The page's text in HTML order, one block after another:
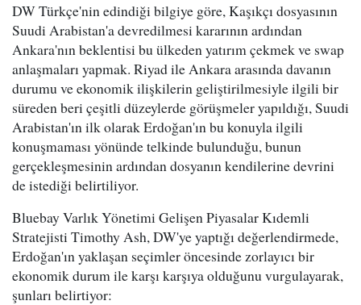
DW Türkçe'nin edindiği bilgiye göre, Kaşıkçı dosyasının
Suudi Arabistan'a devredilmesi kararının ardından
Ankara'nın beklentisi bu ülkeden yatırım çekmek ve swap
anlaşmaları yapmak. Riyad ile Ankara arasında davanın
durumu ve ekonomik ilişkilerin geliştirilmesiyle ilgili bir
süreden beri çeşitli düzeylerde görüşmeler yapıldığı, Suudi
Arabistan'ın ilk olarak Erdoğan'ın bu konuyla ilgili
konuşmaması yönünde telkinde bulunduğu, bunun
gerçekleşmesinin ardından dosyanın kendilerine devrini
de istediği belirtiliyor.
Bluebay Varlık Yönetimi Gelişen Piyasalar Kıdemli
Stratejisti Timothy Ash, DW'ye yaptığı değerlendirmede,
Erdoğan'ın yaklaşan seçimler öncesinde zorlayıcı bir
ekonomik durum ile karşı karşıya olduğunu vurgulayarak,
şunları belirtiyor: